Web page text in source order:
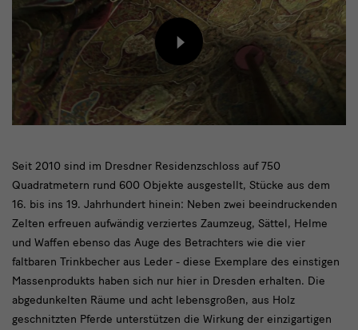
Modul
Text
mit
Bild
Seit 2010 sind im Dresdner Residenzschloss auf 750
Quadratmetern rund 600 Objekte ausgestellt, Stücke aus dem
16. bis ins 19. Jahrhundert hinein: Neben zwei beeindruckenden
Zelten erfreuen aufwändig verziertes Zaumzeug, Sättel, Helme
und Waffen ebenso das Auge des Betrachters wie die vier
faltbaren Trinkbecher aus Leder - diese Exemplare des einstigen
Massenprodukts haben sich nur hier in Dresden erhalten. Die
abgedunkelten Räume und acht lebensgroßen, aus Holz
geschnitzten Pferde unterstützen die Wirkung der einzigartigen
Inhalt
von
externem
Anbieter
laden